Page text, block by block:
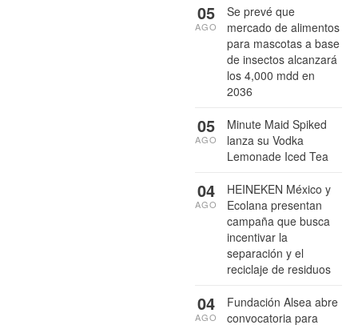
Se prevé que
mercado de alimentos
para mascotas a base
de insectos alcanzará
los 4,000 mdd en
2036
05
AGO
Minute Maid Spiked
lanza su Vodka
Lemonade Iced Tea
05
AGO
HEINEKEN México y
Ecolana presentan
campaña que busca
incentivar la
separación y el
reciclaje de residuos
04
AGO
Fundación Alsea abre
convocatoria para
04
AGO